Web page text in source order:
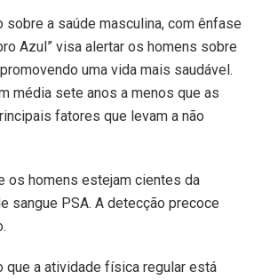
a saúde masculina, com ênfase
Azul” visa alertar os homens sobre
uma vida mais saudável.
média sete anos a menos que as
fatores que levam a não
os homens estejam cientes da
sangue PSA. A detecção precoce
a atividade física regular está